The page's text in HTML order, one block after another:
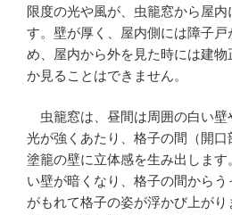
限度の光や風が、虫籠窓から屋内
す。壁が厚く、屋内側には障子戸
め、屋内から外を見た時には建物
か見ることはできません。
虫籠窓は、昼間は周囲の白い壁
光が強くあたり、格子の間（開口
塗籠の壁に立体感を生み出します
い壁が暗くなり、格子の間からう
がもれて格子の姿が浮かび上がり